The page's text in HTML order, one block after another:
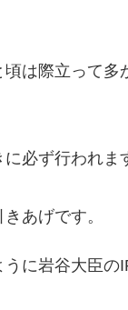
は際立って
必ず行われま
あげです。
に岩谷大臣の